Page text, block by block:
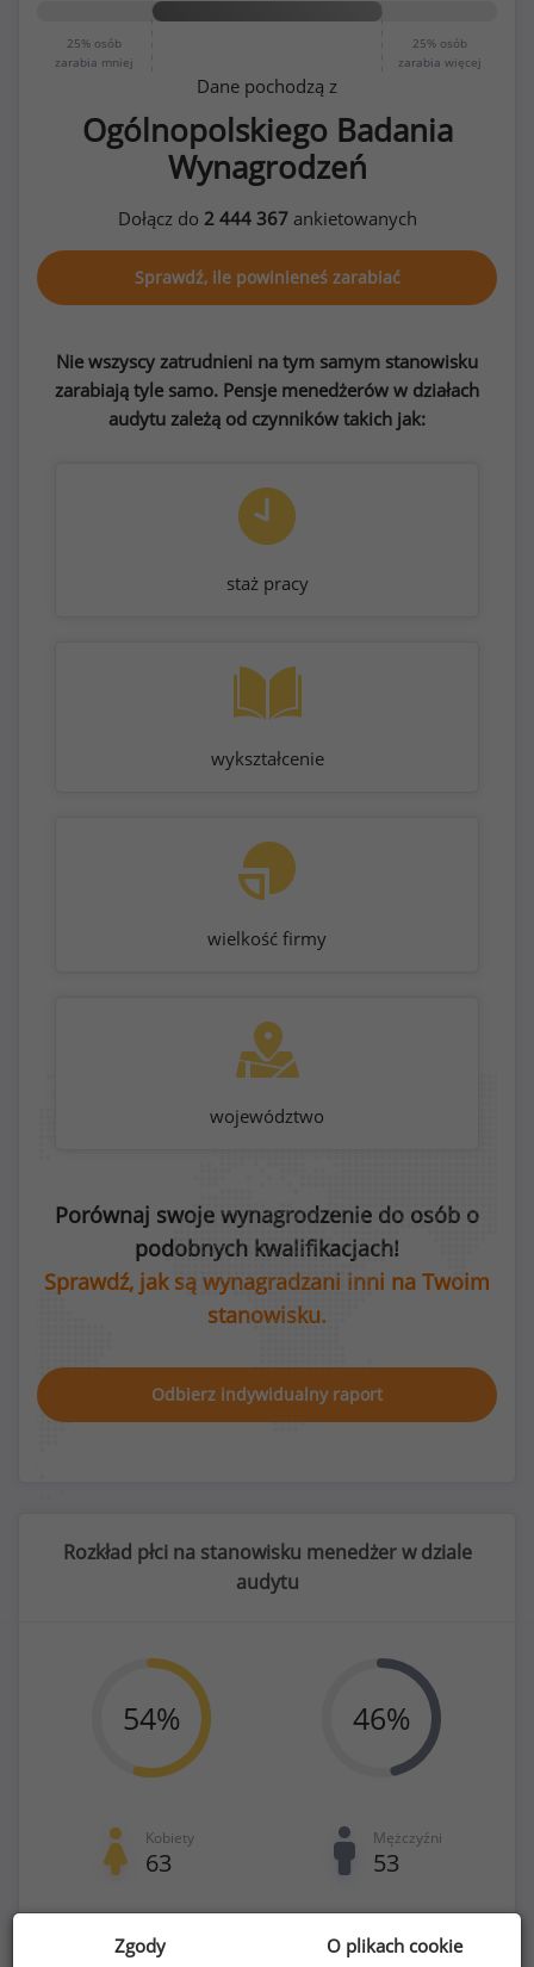
25% osób
zarabia mniej
25% osób
zarabia więcej
Dane pochodzą z
Ogólnopolskiego Badania
Wynagrodzeń
Dołącz do 2 444 367ankietowanych
Sprawdź, ile powinieneś zarabiać
Nie wszyscy zatrudnieni na tym samym stanowisku
zarabiają tyle samo. Pensje menedżerów w działach
audytu zależą od czynników takich jak:
staż pracy
wykształcenie
wielkość firmy
województwo
Porównaj swoje wynagrodzenie do osób o
podobnych kwalifikacjach!
Sprawdź, jak są wynagradzani inni na Twoim
stanowisku.
Odbierz indywidualny raport
Rozkład płci na stanowisku menedżer w dziale
audytu
54%
Kobiety
63
46%
Mężczyźni
53
Zgody O plikach cookie